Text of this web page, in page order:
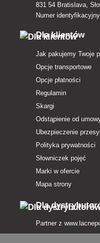
831 54 Bratislava,
Numer
Dla klientów
Jak pakujemy Twoje
Opcje transportowe
Opcje płatności
Regulamin
Skargi
Odstąpienie od
Ubezpieczenie
Polityka prywatności
Słowniczek pojęć
Marki w ofercie
Mapa strony
Dla
Partner z